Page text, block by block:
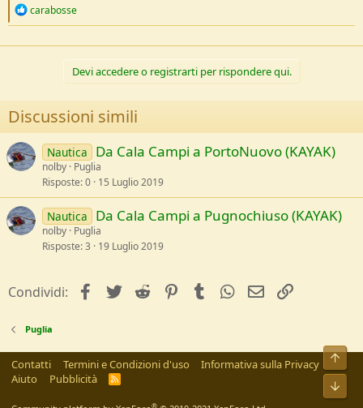
R
c
s
:
carabosse
Devi accedere o registrarti per rispondere qui.
Discussioni simili
Nautica Da Cala Campi a PortoNuovo (KAYAK)
nolby Puglia
Risposte 0 15 Luglio 2019
Nautica Da Cala Campi a Pugnochiuso (KAYAK)
nolby Puglia
Risposte 3 19 Luglio 2019
Condividi: facebookTwitterReddit PinterestTumblrWhatsApp
e-mail
Puglia
Contatti Termini e Condizioni d'uso
Informativa sulla Privacy
Aiuto
Pubblicità
R
S
®
Alto